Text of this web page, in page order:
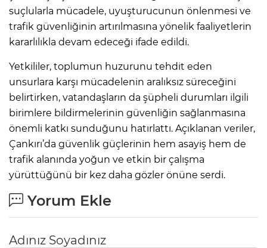
suçlularla mücadele, uyuşturucunun önlenmesi ve
trafik güvenliğinin artırılmasına yönelik faaliyetlerin
kararlılıkla devam edeceği ifade edildi.
Yetkililer, toplumun huzurunu tehdit eden
unsurlara karşı mücadelenin aralıksız süreceğini
belirtirken, vatandaşların da şüpheli durumları ilgili
birimlere bildirmelerinin güvenliğin sağlanmasına
önemli katkı sunduğunu hatırlattı. Açıklanan veriler,
Çankırı’da güvenlik güçlerinin hem asayiş hem de
trafik alanında yoğun ve etkin bir çalışma
yürüttüğünü bir kez daha gözler önüne serdi.
Yorum Ekle
Adınız Soyadınız